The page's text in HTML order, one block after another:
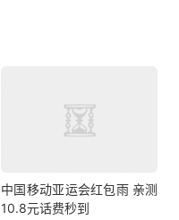
中国移动亚运会红包雨 亲测
10.8元话费秒到